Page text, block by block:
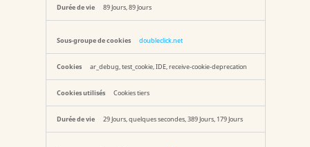
89 Jours, 89 Jours
doubleclick.net
ar_debug, test_cookie, IDE, receive-cookie-deprecation
Cookies tiers
29 Jours, quelques secondes, 389 Jours, 179 Jours